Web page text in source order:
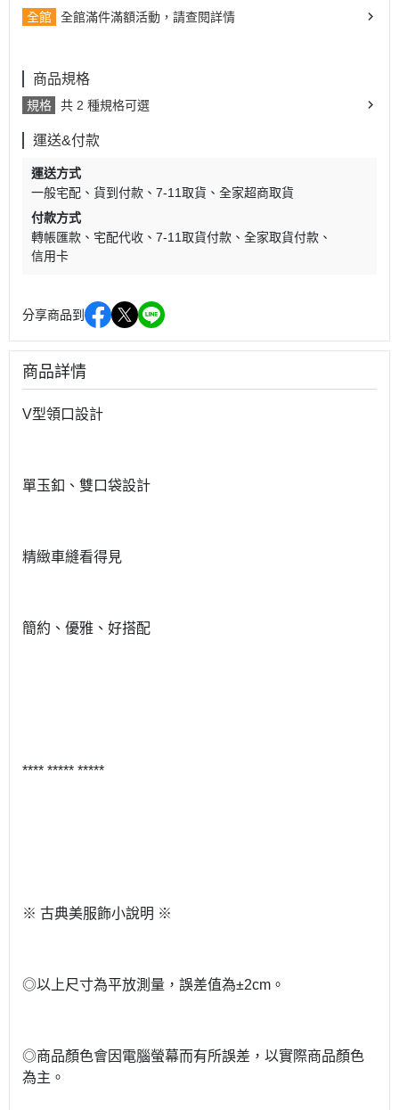
全館 全館滿件滿額活動，請查閱詳情
商品規格
規格 共 2 種規格可選
運送&付款
運送方式
一般宅配
貨到付款 7-11取貨
全家超商取貨
付款方式
轉帳匯款
宅配代收 7-11取貨付款
全家取貨付款
信用卡
分享商品到
商品詳情
V型領口設計
單玉釦、雙口袋設計
精緻車縫看得見
簡約、優雅、好搭配
**** ***** *****
※ 古典美服飾小說明 ※
◎以上尺寸為平放測量，誤差值為±2cm。
◎商品顏色會因電腦螢幕而有所誤差，以實際商品顏色
為主。